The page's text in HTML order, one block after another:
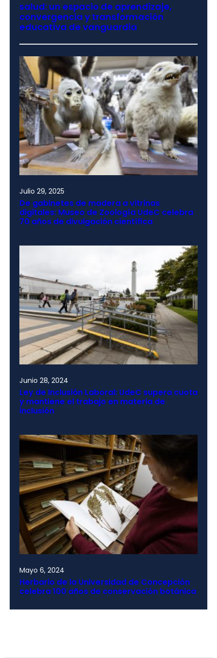
salud: un espacio de aprendizaje,
convergencia y transformación
educativa de vanguardia
Julio 29, 2025
De gabinetes de madera a vitrinas
digitales: Museo de Zoología UdeC celebra
70 años de divulgación científica
Junio 28, 2024
Ley de Inclusión Laboral: UdeC supera cuota
y mantiene el trabajo en materia de
inclusión
Mayo 6, 2024
Herbario de la Universidad de Concepción
celebra 100 años de conservación botánica